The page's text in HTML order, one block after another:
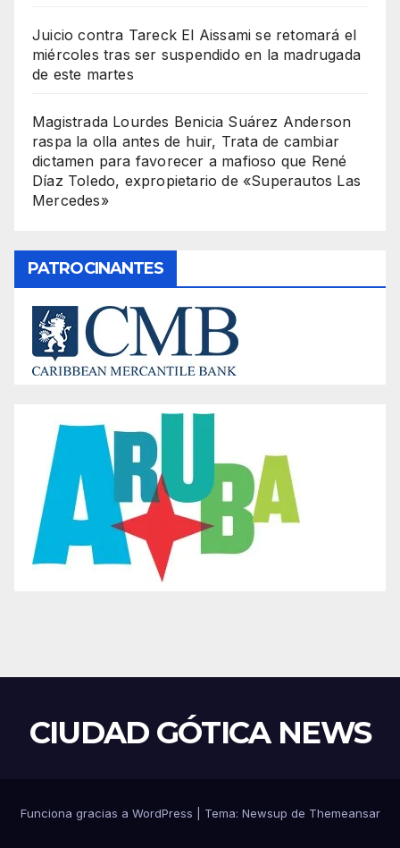
Juicio contra Tareck El Aissami se retomará el
miércoles tras ser suspendido en la madrugada
de este martes
Magistrada Lourdes Benicia Suárez Anderson
raspa la olla antes de huir, Trata de cambiar
dictamen para favorecer a mafioso que René
Díaz Toledo, expropietario de «Superautos Las
Mercedes»
PATROCINANTES
CIUDAD GÓTICA NEWS
Funciona gracias a WordPress Tema: Newsup de Themeansar